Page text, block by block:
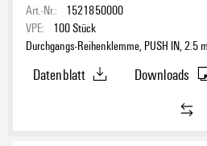
Polzahl
Art.-Nr.:
1521850000
VPE:
100Stück
Durchgangs-Reihenklemme, PUSH IN, 2.5
Datenblatt
Downloads